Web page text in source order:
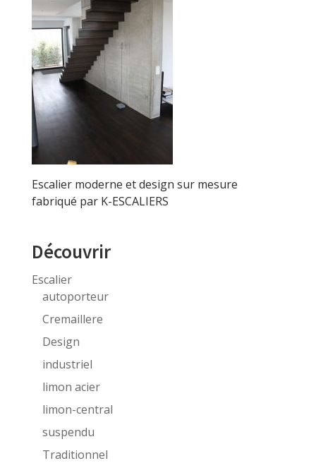
Escalier moderne et design sur mesure
fabriqué par K-ESCALIERS
Découvrir
Escalier
autoporteur
Cremaillere
Design
industriel
limon acier
limon-central
suspendu
Traditionnel